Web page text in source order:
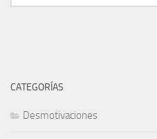
CATEGORÍAS
Desmotivaciones